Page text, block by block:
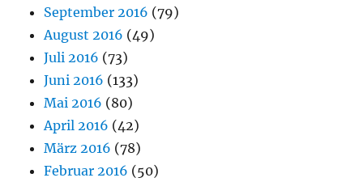
September 2016 (79)
August 2016 (49)
Juli 2016 (73)
Juni 2016 (133)
Mai 2016 (80)
April 2016 (42)
März 2016 (78)
Februar 2016 (50)